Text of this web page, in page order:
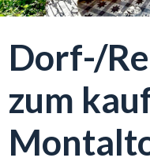
Dorf-/
zum
Dienstleistungen
Blumenriviera
Objektsuche
Blog
Immobilientyp
Mehrfachauswahl